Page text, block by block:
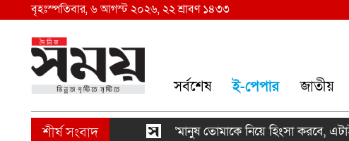
বৃহঃস্পতিবার, ৬ আগস্ট ২০২৬, ২২ শ্রাবণ ১৪৩৩
সর্বশেষ ই-পেপার জাতীয়
‘মানুষ তোমাকে নিয়ে হিংসা করবে, এটাই